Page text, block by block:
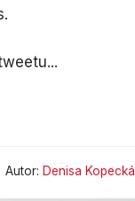
Autor: Denisa Kopecká